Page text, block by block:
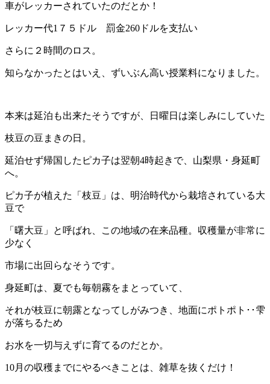
車がレッカーされていたのだとか！
レッカー代1７５ドル 罰金260ドルを支払い
さらに２時間のロス。
知らなかったとはいえ、ずいぶん高い授業料になりました。
本来は延泊も出来たそうですが、日曜日は楽しみにしていた
枝豆の豆まきの日。
延泊せず帰国したピカ子は翌朝4時起きで、山梨県・身延町
へ。
ピカ子が植えた「枝豆」は、明治時代から栽培されている大
豆で
「曙大豆」と呼ばれ、この地域の在来品種。収穫量が非常に
少なく
市場に出回らなそうです。
身延町は、夏でも毎朝霧をまとっていて、
それが枝豆に朝露となってしがみつき、地面にポトポト･･雫
が落ちるため
お水を一切与えずに育てるのだとか。
10月の収穫までにやるべきことは、雑草を抜くだけ！